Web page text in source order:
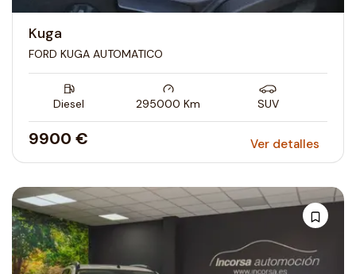
Kuga
FORD KUGA AUTOMATICO
Diesel 295000 Km SUV
9900 € Ver detalles